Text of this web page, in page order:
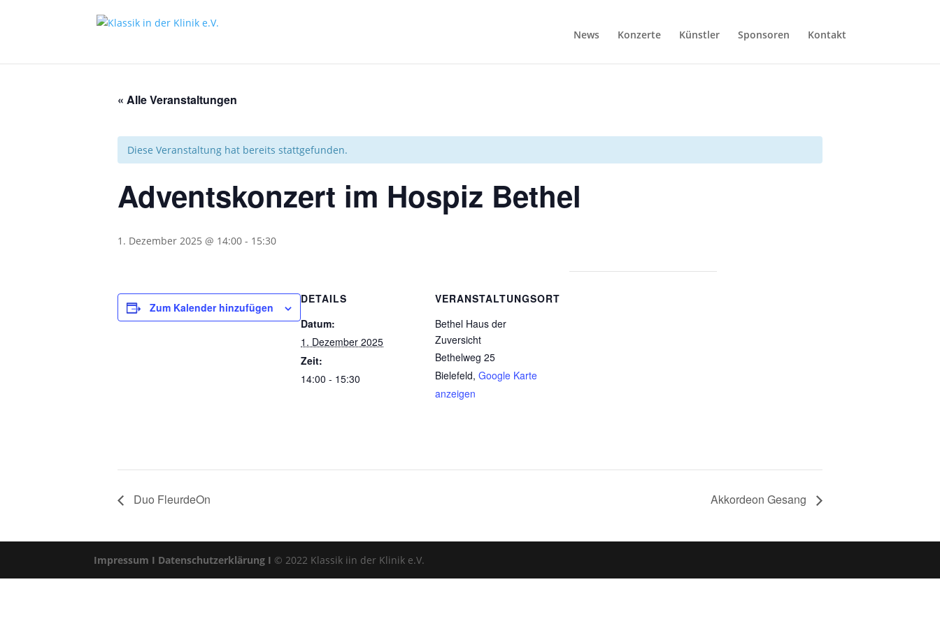
News Konzerte Künstler Sponsoren Kontakt
« Alle Veranstaltungen
Diese Veranstaltung hat bereits stattgefunden.
Adventskonzert im Hospiz Bethel
1. Dezember 2025 @ 14:00 - 15:30
Zum Kalender hinzufügen
DETAILS
Datum:
1. Dezember 2025
Zeit:
14:00 - 15:30
VERANSTALTUNGSORT
Bethel Haus der
Zuversicht
Bethelweg 25
Bielefeld, Google Karte
anzeigen
Duo FleurdeOn Akkordeon Gesang
Impressum I Datenschutzerklärung I © 2022 Klassik iin der Klinik e.V.